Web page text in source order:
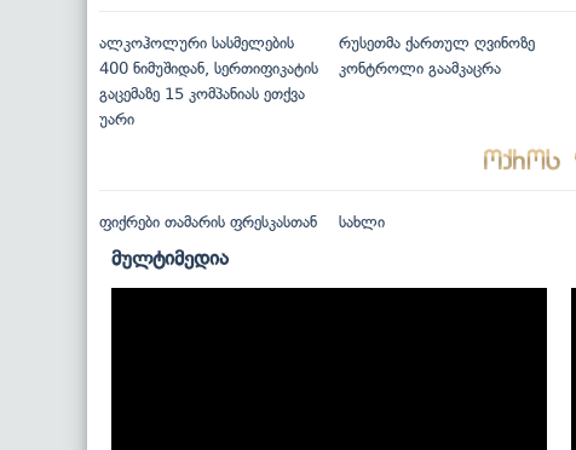
ალკოჰოლური სასმელების
400 ნიმუშიდან, სერთიფიკატის
გაცემაზე 15 კომპანიას ეთქვა
უარი
რუსეთმა ქართულ ღვინოზე
კონტროლი გაამკაცრა
ფიქრები თამარის ფრესკასთან სახლი
მულტიმედია